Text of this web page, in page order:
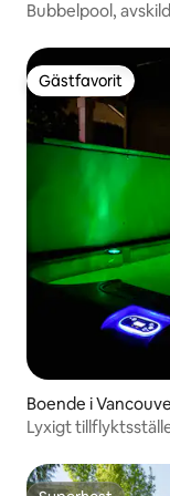
Bubbelpool,
Gästfavorit
Gästfavorit
Boende i
Lyxigt